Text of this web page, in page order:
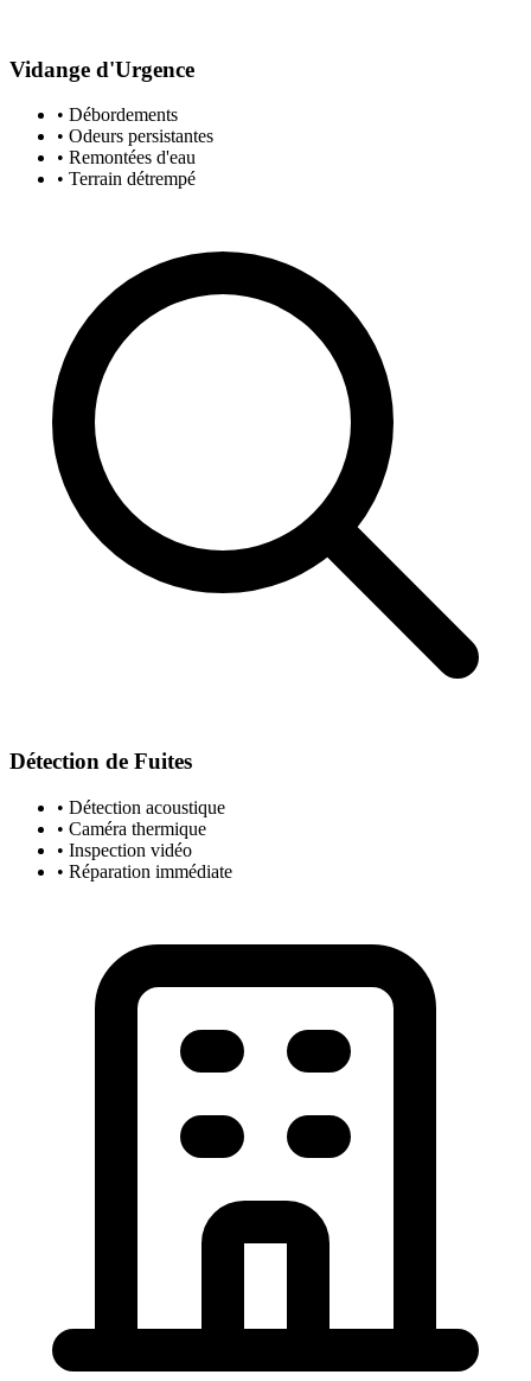
Vidange d'Urgence
• Débordements
• Odeurs persistantes
• Remontées d'eau
• Terrain détrempé
Détection de Fuites
• Détection acoustique
• Caméra thermique
• Inspection vidéo
• Réparation immédiate